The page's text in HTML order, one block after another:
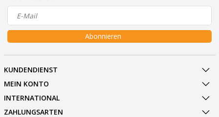
Abonnieren
KUNDENDIENST
MEIN KONTO
INTERNATIONAL
ZAHLUNGSARTEN